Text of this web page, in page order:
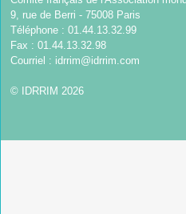
9, rue de Berri - 75008 Paris
Téléphone : 01.44.13.32.99
Fax : 01.44.13.32.98
Courriel : idrrim@idrrim.com
© IDRRIM 2026